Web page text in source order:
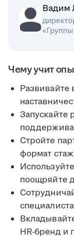
Вадим
«Группы
Чему учит
Развивайте
Стройте
формат
поощряйте
HR-бренд и